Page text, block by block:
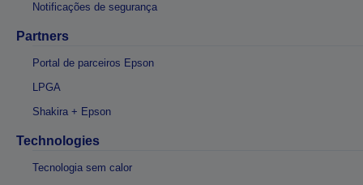
Notificações de segurança
Partners
Portal de parceiros Epson
LPGA
Shakira + Epson
Technologies
Tecnologia sem calor